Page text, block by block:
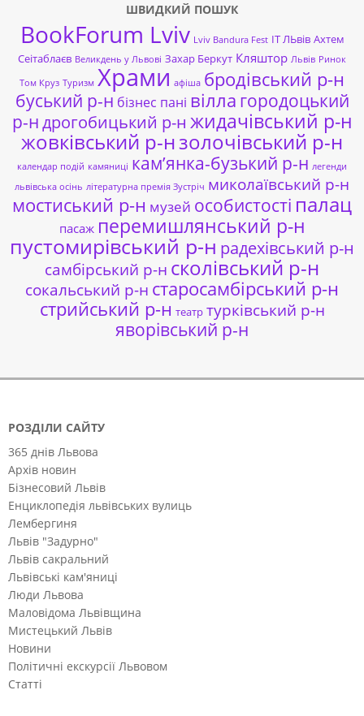
ШВИДКИЙ ПОШУК
BookForum Lviv Lviv Bandura Fest ІТ ЛЬвів Ахтем
Сеітаблаєв Великдень у Львові Захар Беркут Кляштор Львів Ринок
Том Круз Туризм Храми афіша бродівський р-н
буський р-н бізнес пані вілла городоцький
р-ндрогобицький р-н жидачівський р-н
жовківський р-нзолочівський р-н
календар подій камяниці кам’янка-бузький р-н легенди
львівська осінь літературна премія Зустріч миколаївський р-н
мостиський р-н музей особистості палац
пасаж перемишлянський р-н
пустомирівський р-н радехівський р-н
самбірський р-н сколівський р-н
сокальський р-н старосамбірський р-н
стрийський р-н театр турківський р-н
яворівський р-н
РОЗДІЛИ САЙТУ
365 днів Львова
Архів новин
Бізнесовий Львів
Енциклопедія львівських вулиць
Лембергиня
Львів "Задурно"
Львів сакральний
Львівські кам'яниці
Люди Львова
Маловідома Львівщина
Мистецький Львів
Новини
Політичні екскурсії Львовом
Статті